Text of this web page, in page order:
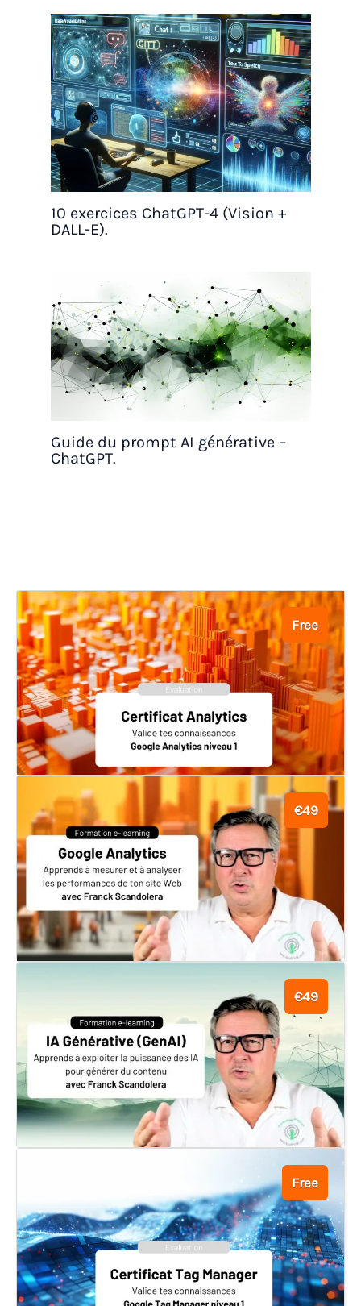
10 exercices ChatGPT-4 (Vision +
DALL-E).
Guide du prompt AI générative –
ChatGPT.
Free
€49
€49
Free